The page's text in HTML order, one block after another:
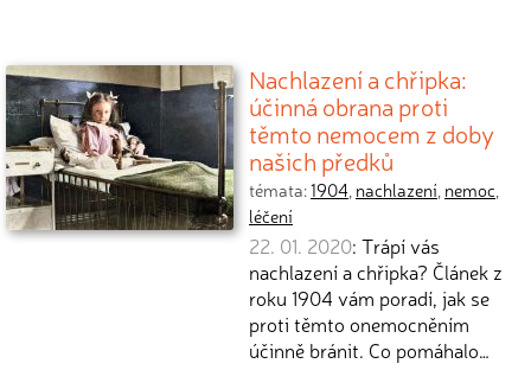
Nachlazení a chřipka:
účinná obrana proti
těmto nemocem z doby
našich předků
témata:1904, nachlazení, nemoc,
léčení
22. 01. 2020: Trápí vás
nachlazení a chřipka? Článek z
roku 1904 vám poradí, jak se
proti těmto onemocněním
účinně bránit. Co pomáhalo…